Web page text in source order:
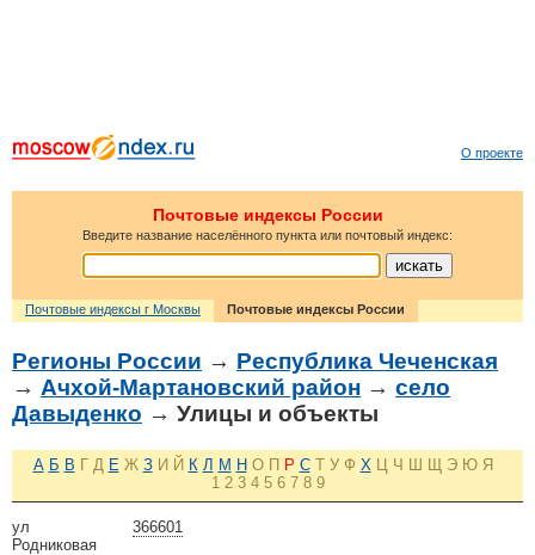
О проекте
Почтовые индексы России
Введите название населённого пункта или почтовый индекс:
Почтовые индексы г Москвы Почтовые индексы России
Регионы России → Республика Чеченская
→ Ачхой-Мартановский район → село
Давыденко → Улицы и объекты
А Б В Г Д Е Ж З И Й К Л М Н О П Р С Т У Ф Х Ц Ч Ш Щ Э Ю Я
1 2 3 4 5 6 7 8 9
366601
ул
Родниковая